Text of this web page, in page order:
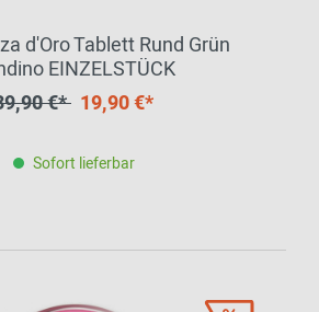
d'Oro Tablett Rund Grün
EINZELSTÜCK
€* 19,90 €*
Sofort lieferbar